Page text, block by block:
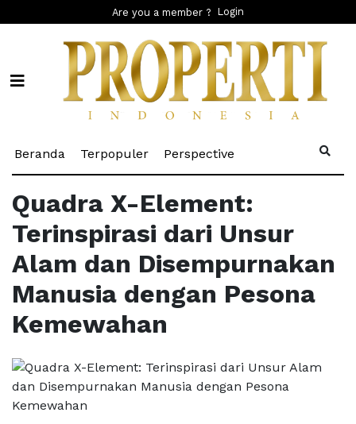
Are you a member ? Login
Beranda (current)
Terpopuler(current)
Perspective
Quadra X-Element:
Terinspirasi dari Unsur
Alam dan Disempurnakan
Manusia dengan Pesona
Kemewahan